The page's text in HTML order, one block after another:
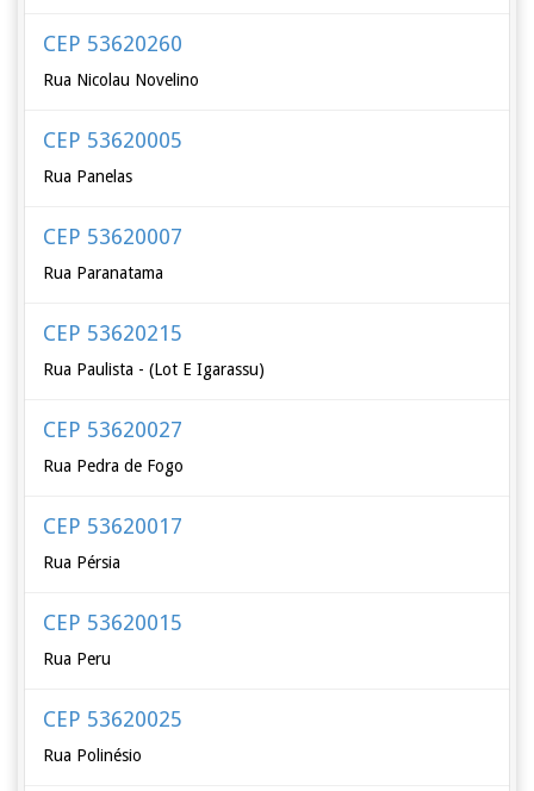
CEP 53620260
Rua Nicolau Novelino
CEP 53620005
Rua Panelas
CEP 53620007
Rua Paranatama
CEP 53620215
Rua Paulista - (Lot E Igarassu)
CEP 53620027
Rua Pedra de Fogo
CEP 53620017
Rua Pérsia
CEP 53620015
Rua Peru
CEP 53620025
Rua Polinésio